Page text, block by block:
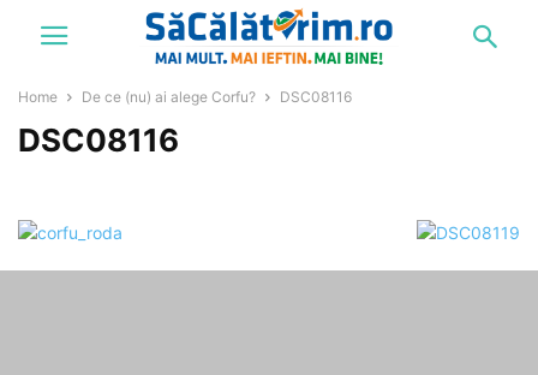
Home De ce (nu) ai alege Corfu? DSC08116
DSC08116